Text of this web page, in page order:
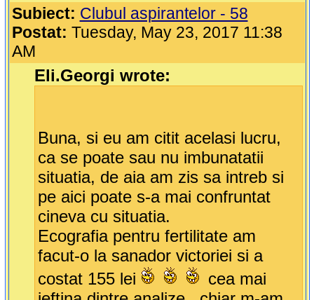
Subiect: Clubul aspirantelor - 58
Postat: Tuesday, May 23, 2017 11:38
AM
Eli.Georgi wrote:
Buna, si eu am citit acelasi lucru,
ca se poate sau nu imbunatatii
situatia, de aia am zis sa intreb si
pe aici poate s-a mai confruntat
cineva cu situatia.
Ecografia pentru fertilitate am
facut-o la sanador victoriei si a
costat 155 lei
cea mai